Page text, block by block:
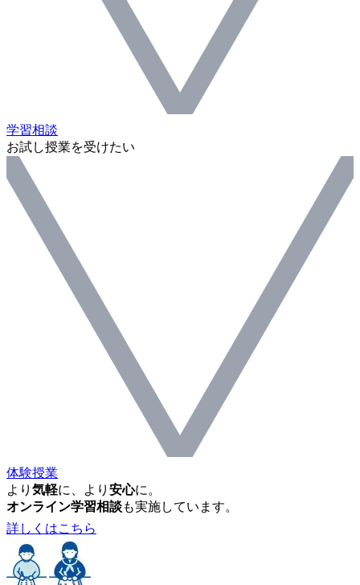
学習相談
お試し授業を受けたい
体験授業
より 気軽に、より 安心に。
オンライン学習相談も実施しています。
詳しくはこちら